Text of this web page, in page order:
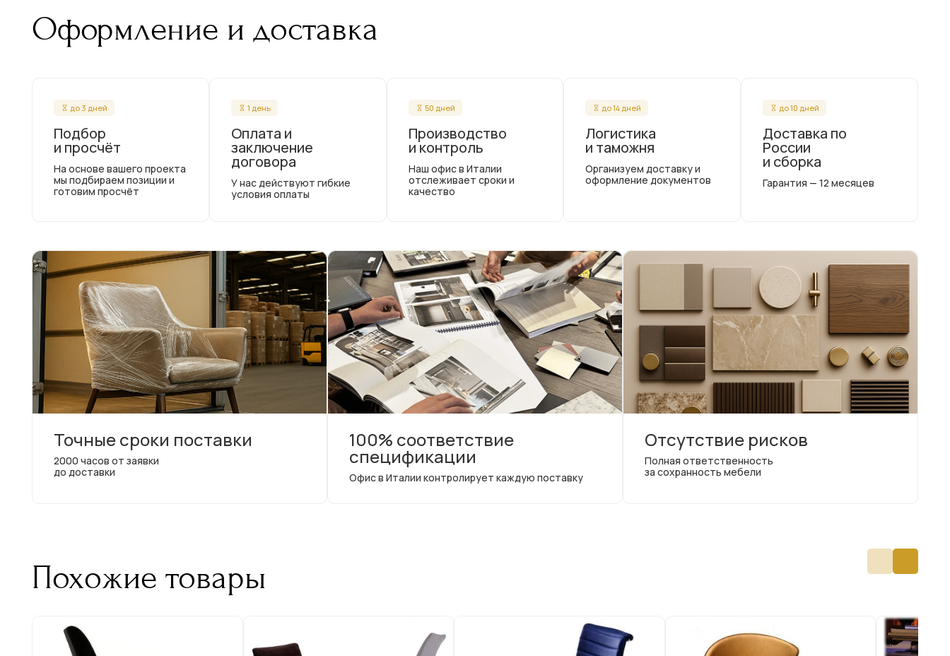
Оформление и доставка
до 3 дней
Подбор
и просчёт
На основе вашего проекта
мы подбираем позиции и
готовим просчёт
1 день
Оплата и
заключение
договора
У нас действуют гибкие
условия оплаты
50 дней
Производство
и контроль
Наш офис в Италии
отслеживает сроки и
качество
до 14 дней
Логистика
и таможня
Организуем доставку и
оформление документов
до 10 дней
Доставка по
России
и сборка
Гарантия — 12 месяцев
Точные сроки поставки
2000 часов от заявки
до доставки
100% соответствие
спецификации
Офис в Италии контролирует каждую поставку
Отсутствие рисков
Полная ответственность
за сохранность мебели
Похожие товары